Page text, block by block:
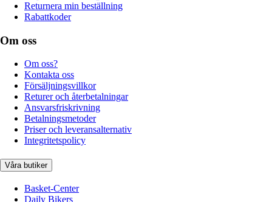
Returnera min beställning
Rabattkoder
Om oss
Om oss?
Kontakta oss
Försäljningsvillkor
Returer och återbetalningar
Ansvarsfriskrivning
Betalningsmetoder
Priser och leveransalternativ
Integritetspolicy
Våra butiker
Basket-Center
Daily Bikers